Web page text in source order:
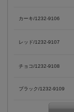
カーキ/1232-9106
レッド/1232-9107
チョコ/1232-9108
ブラック/1232-9109